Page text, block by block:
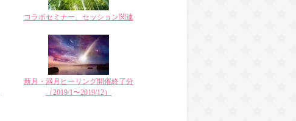
コラボセミナー、セッション関連
新月・満月ヒーリング開催終了分
（2019/1〜2019/12）